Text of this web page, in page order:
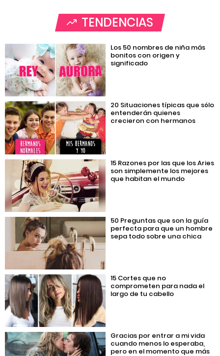
TENDENCIAS
Los 50 nombres de niña más
bonitos con origen y
significado
20 Situaciones típicas que sólo
entenderán quienes
crecieron con hermanos
15 Razones por las que los Aries
son simplemente los mejores
que habitan el mundo
50 Preguntas que son la guía
perfecta para que un hombre
sepa todo sobre una chica
15 Cortes que no
comprometen para nada el
largo de tu cabello
Gracias por entrar a mi vida
cuando menos lo esperaba,
pero en el momento que más